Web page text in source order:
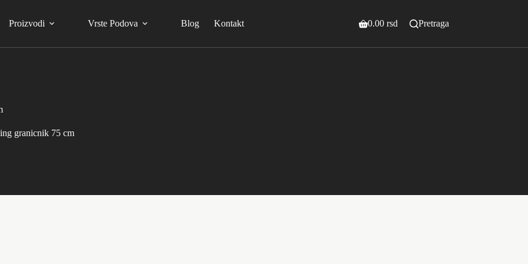
Proizvodi Vrste Podova Blog Kontakt
Shopping
0.00 rsd Pretraga
granicnik 75 cm